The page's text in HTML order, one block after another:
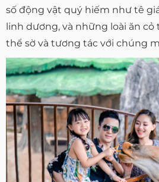
số động vật quý hiếm như tê
linh dương, và những loài ăn cỏ
thể sờ và tương tác với chúng